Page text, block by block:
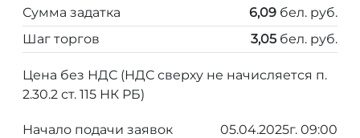
Сумма задатка
6,09 бел. руб.
Шаг торгов
3,05 бел. руб.
Цена без НДС (НДС сверху не начисляется п.
2.30.2 ст. 115 НК РБ)
Начало подачи заявок
05.04.2025г. 09:00